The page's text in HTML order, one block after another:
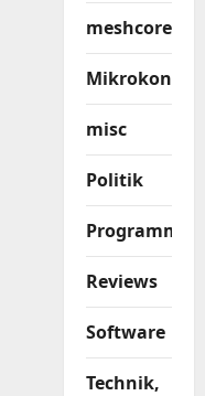
meshcore
misc
Politik
Reviews
Software
Technik,